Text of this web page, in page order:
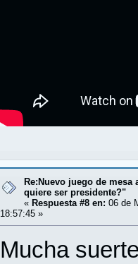
Re:Nuevo juego de mesa
quiere ser presidente?"
« Respuesta #8 en: 06 de
18:57:45 »
Mucha